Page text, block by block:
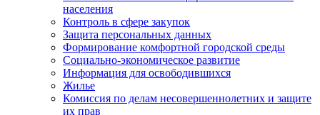
населения
Контроль в сфере закупок
Защита персональных данных
Формирование комфортной городской среды
Социально-экономическое развитие
Информация для освободившихся
Жилье
Комиссия по делам несовершеннолетних и защите
их прав